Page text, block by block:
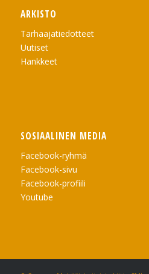
ARKISTO
Tarhaajatiedotteet
Uutiset
Hankkeet
SOSIAALINEN MEDIA
Facebook-ryhmä
Facebook-sivu
Facebook-profiili
Youtube